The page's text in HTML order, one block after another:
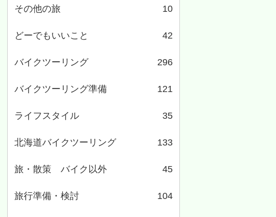
その他の旅 10
どーでもいいこと 42
バイクツーリング 296
バイクツーリング準備 121
ライフスタイル 35
北海道バイクツーリング 133
旅・散策 バイク以外 45
旅行準備・検討 104